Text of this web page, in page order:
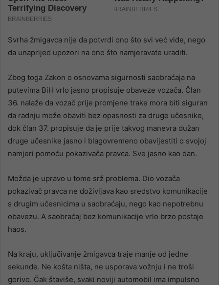
Svrha žmigavca nije da potvrdi ono što svi već vide, nego
da unaprijed upozori na ono što namjeravate uraditi.
Zbog toga Zakon o osnovama sigurnosti saobraćaja na
putevima BiH vrlo jasno propisuje obaveze vozača. Član
36. nalaže da vozač prije promjene trake mora biti siguran
da radnju može obaviti bez opasnosti za druge učesnike,
dok član 37. propisuje da je prije takvog manevra dužan
druge učesnike jasno i blagovremeno obavijestiti o svojoj
namjeri pomoću pokazivača pravca. Sve jasno kao dan.
Možda je upravo u tome srž problema. Dio vozača
pokazivač pravca ne doživljava kao sredstvo komunikacije
s drugim učesnicima u saobraćaju, nego kao nepotrebnu
obavezu. A saobraćaj bez komunikacije vrlo brzo postaje
haos.
Na kraju, uključivanje žmigavca traje manje od jedne
sekunde. Ne košta ništa, ne usporava vožnju i ne troši
gorivo. Čak štaviše, svaki noviji automobil ima impulsno